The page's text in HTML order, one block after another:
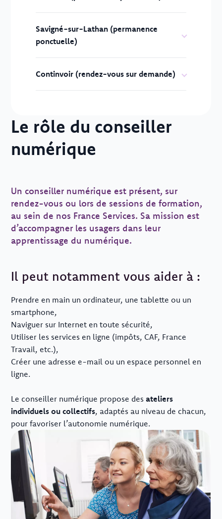
Savigné-sur-Lathan (permanence
ponctuelle)
Continvoir (rendez-vous sur demande)
Le rôle du conseiller
numérique
Un conseiller numérique est présent, sur
rendez-vous ou lors de sessions de formation,
au sein de nos France Services. Sa mission est
d’accompagner les usagers dans leur
apprentissage du numérique.
Il peut notamment vous aider à :
Prendre en main un ordinateur, une tablette ou un
smartphone,
Naviguer sur Internet en toute sécurité,
Utiliser les services en ligne (impôts, CAF, France
Travail, etc.),
Créer une adresse e-mail ou un espace personnel en
ligne.
Le conseiller numérique propose desateliers
individuels ou collectifs, adaptés au niveau de chacun,
pour favoriser l’autonomie numérique.